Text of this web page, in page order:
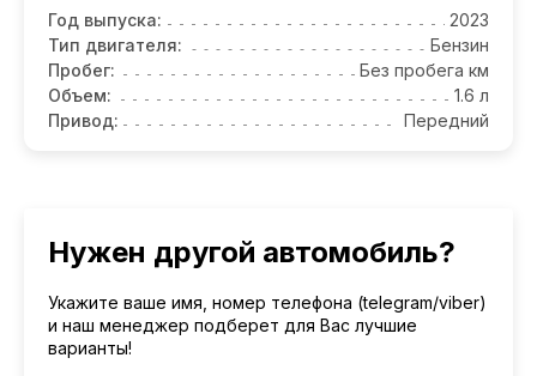
Год выпуска:
2023
Тип двигателя:
Бензин
Пробег:
Без пробега км
Объем:
1.6 л
Привод:
Передний
Нужен другой автомобиль?
Укажите ваше имя, номер телефона (telegram/viber)
и наш менеджер подберет для Вас лучшие
варианты!